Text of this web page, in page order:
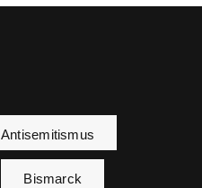
Antisemitismus
Bismarck